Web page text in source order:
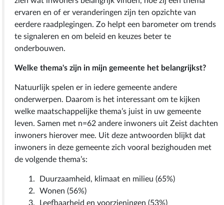
ervaren en of er veranderingen zijn ten opzichte van
eerdere raadplegingen. Zo helpt een barometer om trends
te signaleren en om beleid en keuzes beter te
onderbouwen.
Welke thema's zijn in mijn gemeente het belangrijkst?
Natuurlijk spelen er in iedere gemeente andere
onderwerpen. Daarom is het interessant om te kijken
welke maatschappelijke thema’s juist in uw gemeente
leven. Samen met n=62 andere inwoners uit Zeist dachten
inwoners hierover mee. Uit deze antwoorden blijkt dat
inwoners in deze gemeente zich vooral bezighouden met
de volgende thema’s:
Duurzaamheid, klimaat en milieu (65%)
Wonen (56%)
Leefbaarheid en voorzieningen (53%)